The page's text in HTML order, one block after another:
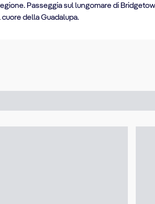
Passeggia sul lungomare di
della Guadalupa.